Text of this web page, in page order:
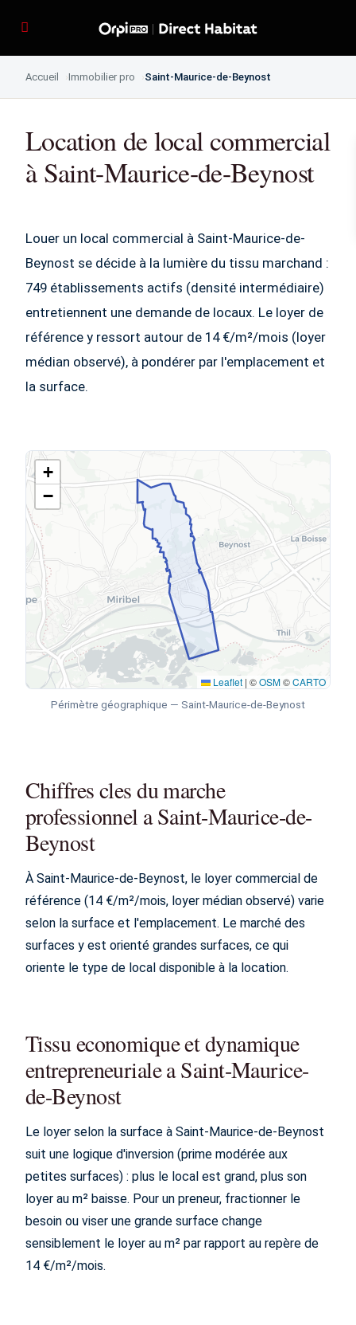
Accueil Immobilier pro Saint-Maurice-de-Beynost
Location de local commercial
à Saint-Maurice-de-Beynost
Louer un local commercial à Saint-Maurice-de-
Beynost se décide à la lumière du tissu marchand :
749 établissements actifs (densité intermédiaire)
entretiennent une demande de locaux. Le loyer de
référence y ressort autour de 14 €/m²/mois (loyer
médian observé), à pondérer par l'emplacement et
la surface.
+
−
Leaflet | ©OSM©CARTO
Périmètre géographique — Saint-Maurice-de-Beynost
Chiffres cles du marche
professionnel a Saint-Maurice-de-
Beynost
À Saint-Maurice-de-Beynost, le loyer commercial de
référence (14 €/m²/mois, loyer médian observé) varie
selon la surface et l'emplacement. Le marché des
surfaces y est orienté grandes surfaces, ce qui
oriente le type de local disponible à la location.
Tissu economique et dynamique
entrepreneuriale a Saint-Maurice-
de-Beynost
Le loyer selon la surface à Saint-Maurice-de-Beynost
suit une logique d'inversion (prime modérée aux
petites surfaces) : plus le local est grand, plus son
loyer au m² baisse. Pour un preneur, fractionner le
besoin ou viser une grande surface change
sensiblement le loyer au m² par rapport au repère de
14 €/m²/mois.